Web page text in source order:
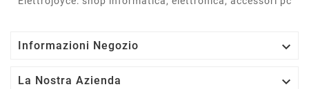
Informazioni Negozio 
La Nostra Azienda 